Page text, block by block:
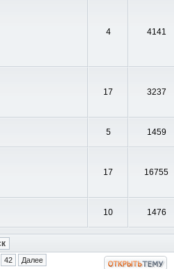
4 4141
17 3237
5 1459
17 16755
10 1476
42 Далее